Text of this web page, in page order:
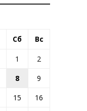
Сб Вс
1
2
8
9
15
16